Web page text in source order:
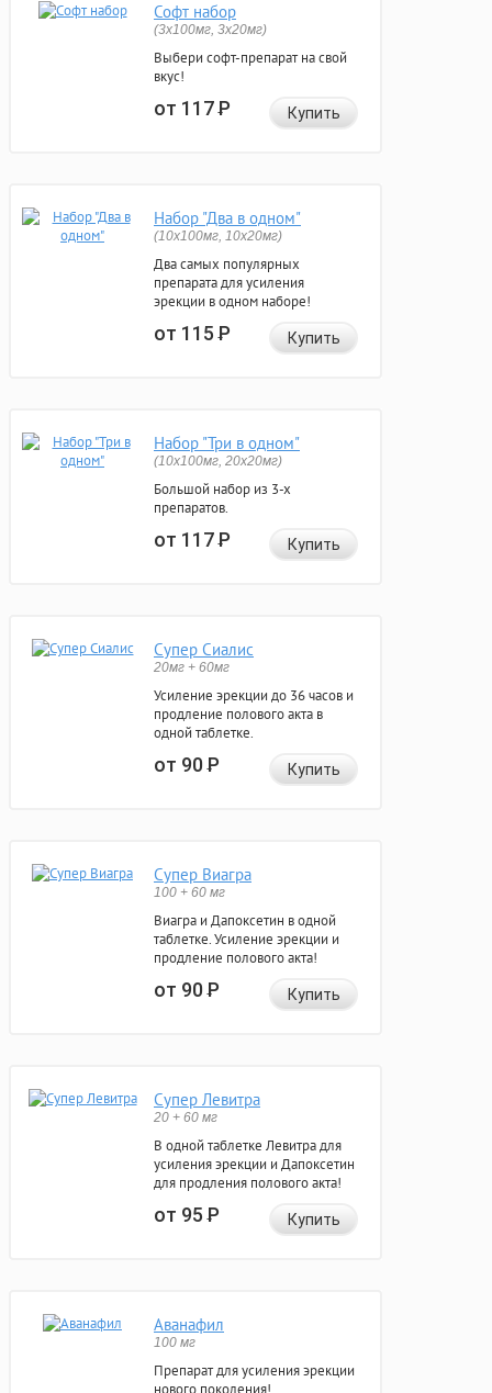
Софт набор
(3x100мг, 3x20мг)
Выбери софт-препарат на свой
вкус!
от 117Р Купить
Набор "Два в одном"
(10x100мг, 10x20мг)
Два самых популярных
препарата для усиления
эрекции в одном наборе!
от 115Р Купить
Набор "Три в одном"
(10x100мг, 20x20мг)
Большой набор из 3-х
препаратов.
от 117Р Купить
Супер Сиалис
20мг + 60мг
Усиление эрекции до 36 часов и
продление полового акта в
одной таблетке.
от 90Р Купить
Супер Виагра
100 + 60 мг
Виагра и Дапоксетин в одной
таблетке. Усиление эрекции и
продление полового акта!
от 90Р Купить
Супер Левитра
20 + 60 мг
В одной таблетке Левитра для
усиления эрекции и Дапоксетин
для продления полового акта!
от 95Р Купить
Аванафил
100 мг
Препарат для усиления эрекции